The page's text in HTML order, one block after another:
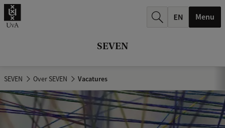
SEVEN
Menu
SEVEN Over SEVEN Vacatures